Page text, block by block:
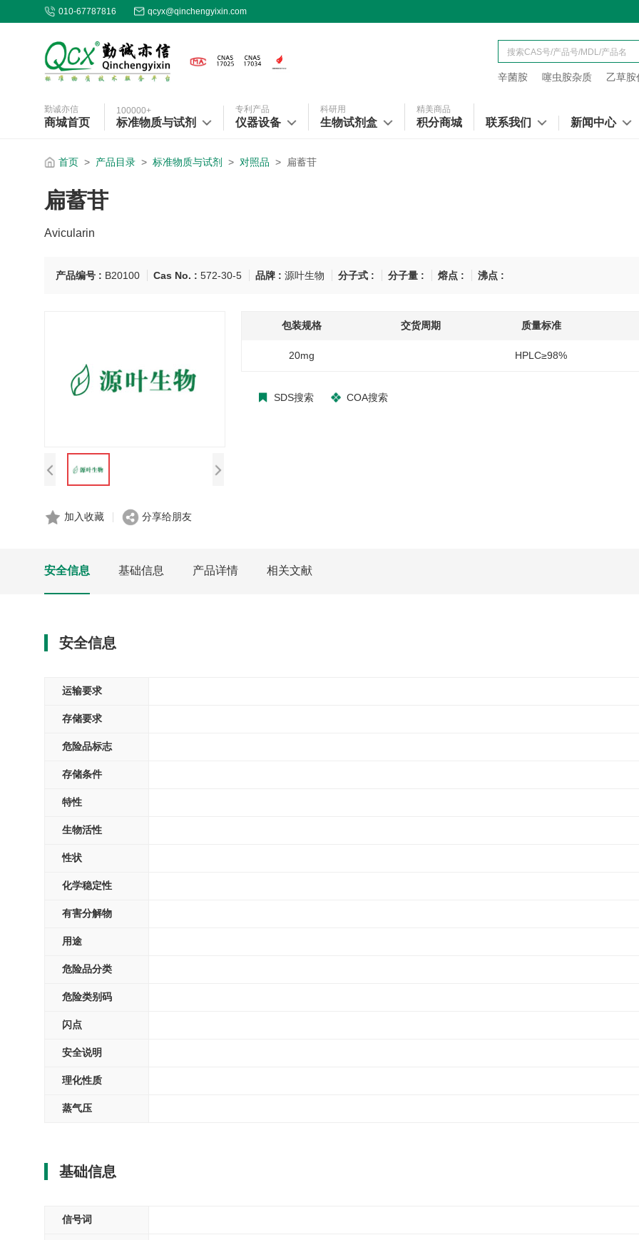
010-67787816 qcyx@qinchengyixin.com
辛菌胺 噻虫胺杂质 乙草胺
勤诚亦信
商城首页
100000+
标准物质与试剂
专利产品
仪器设备
科研用
生物试剂盒
精美商品
积分商城 联系我们 新闻中心
首页 > 产品目录 > 标准物质与试剂 > 对照品 > 扁蓄苷
扁蓄苷
Avicularin
产品编号 : B20100 Cas No. : 572-30-5 品牌 : 源叶生物 分子式 : 分子量 : 熔点 : 沸点 :
加入收藏 分享给朋友
包装规格 交货周期 质量标准
20mg HPLC≥98%
SDS搜索 COA搜索
安全信息 基础信息 产品详情 相关文献
安全信息
运输要求
存储要求
危险品标志
存储条件
特性
生物活性
性状
化学稳定性
有害分解物
用途
危险品分类
危险类别码
闪点
安全说明
理化性质
蒸气压
基础信息
信号词